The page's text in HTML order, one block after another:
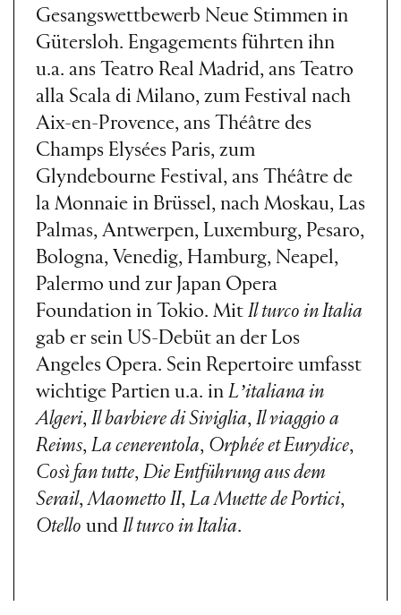
Gesangswettbewerb Neue Stimmen in
Gütersloh. Engagements führten ihn
u.a. ans Teatro Real Madrid, ans Teatro
alla Scala di Milano, zum Festival nach
Aix-en-Provence, ans Théâtre des
Champs Elysées Paris, zum
Glyndebourne Festival, ans Théâtre de
la Monnaie in Brüssel, nach Moskau, Las
Palmas, Antwerpen, Luxemburg, Pesaro,
Bologna, Venedig, Hamburg, Neapel,
Palermo und zur Japan Opera
Foundation in Tokio. Mit Il turco in Italia
gab er sein US-Debüt an der Los
Angeles Opera. Sein Repertoire umfasst
wichtige Partien u.a. in Lʼitaliana in
Algeri, Il barbiere di Siviglia, Il viaggio a
Reims, La cenerentola, Orphée et Eurydice,
Così fan tutte, Die Entführung aus dem
Serail,Maometto II, La Muette de Portici,
Otello und Il turco in Italia.